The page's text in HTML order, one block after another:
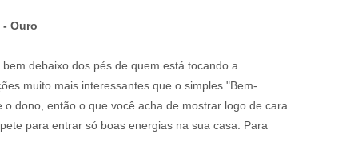
Ouro
debaixo dos pés de quem está tocando a
muito mais interessantes que o simples "Bem-
dono, então o que você acha de mostrar logo de cara
para entrar só boas energias na sua casa. Para